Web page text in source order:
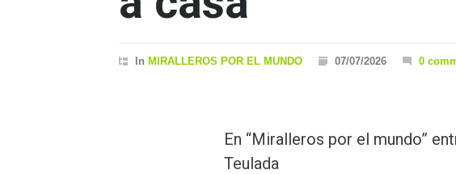
In MIRALLEROS POR EL MUNDO 07/07/2026 0
En “Miralleros por el mundo”
Teulada